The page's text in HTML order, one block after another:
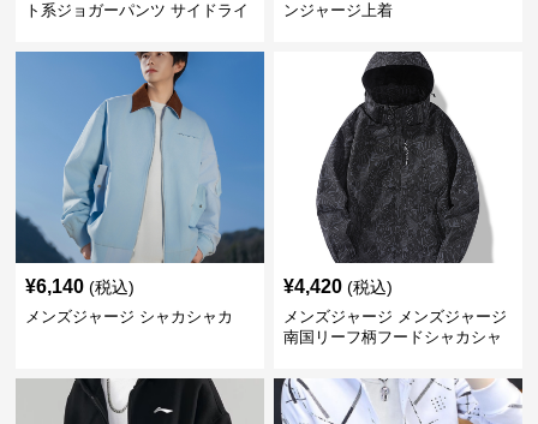
ト系ジョガーパンツ サイドライ
ンジャージ上着
¥6,140 (税込)
メンズジャージ シャカシャカ
¥4,420 (税込)
メンズジャージ メンズジャージ
南国リーフ柄フードシャカシャ